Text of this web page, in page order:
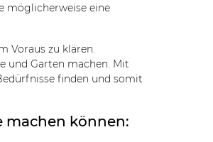
möglicherweise eine
Voraus zu klären.
und Garten machen. Mit
finden und somit
machen können: